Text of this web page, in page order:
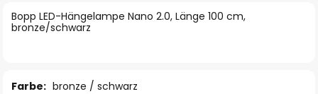
Bopp LED-Hängelampe Nano 2.0, Länge 100 cm,
bronze/schwarz
Farbe: bronze / schwarz